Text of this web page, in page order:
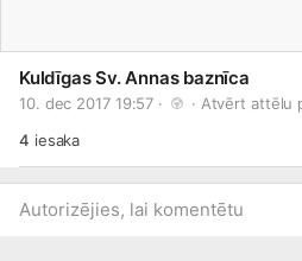
Kuldīgas Sv. Annas baznīca
10. dec 2017 19:57 · · Atvērt attēlu
4 iesaka
Autorizējies, lai komentētu